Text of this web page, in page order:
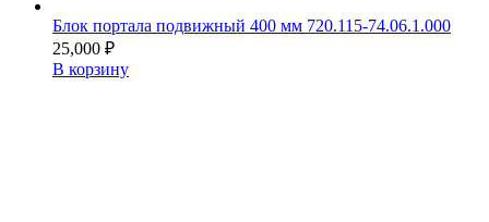
Блок портала подвижный 400 мм 720.115-74.06.1.000
25,000 ₽
В корзину